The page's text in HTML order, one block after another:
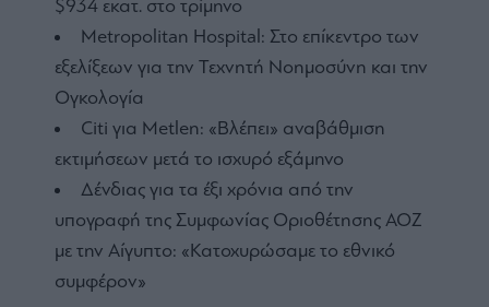
$934 εκατ. στο τρίμηνο
Metropolitan Hospital: Στο επίκεντρο των
εξελίξεων για την Τεχνητή Νοημοσύνη και την
Ογκολογία
Citi για Metlen: «Βλέπει» αναβάθμιση
εκτιμήσεων μετά το ισχυρό εξάμηνο
Δένδιας για τα έξι χρόνια από την
υπογραφή της Συμφωνίας Οριοθέτησης ΑΟΖ
με την Αίγυπτο: «Κατοχυρώσαμε το εθνικό
συμφέρον»